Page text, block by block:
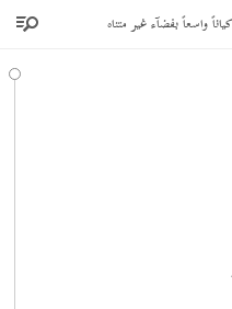
واسعاً بفضآء غیر متناه